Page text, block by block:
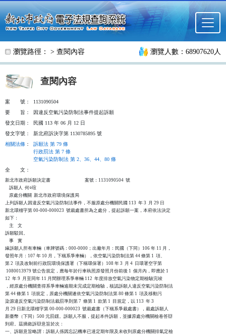
跳至主要內容
瀏覽路徑： > 查閱內容 瀏覽人數：68907620人
查閱內容
案 號：
1131090504
要
旨：
因違反空氣污染防制法事件提起訴願
發文日期：
民國 113 年 06 月 12 日
發文字號：
新北府訴決字第 1130785895 號
相關法條 ：
訴願法 第 79 條
行政罰法 第 7 條
空氣污染防制法 第 2、36、44、80 條
全
文：
新北市政府訴願決定書                                  案號：1131090504  號
    訴願人  何○瑄
    原處分機關  新北市政府環境保護局
上列訴願人因違反空氣污染防制法事件，不服原處分機關民國 113  年 3  月 29 日
新北環稽字第 00-000-000023  號裁處書所為之處分，提起訴願一案，本府依法決定
如下：
    主    文
訴願駁回。
    事    實
緣訴願人所有車輛（車牌號碼：000-0000；出廠年月：民國（下同）106 年 11 月，
發照年月：107 年 10 月，下稱系爭車輛），依空氣污染防制法第 44 條第 1  項、
第 2  項及改制前行政院環境保護署（下稱環保署）108 年 3  月 4  日環署空字第
1080013979 號公告規定，應每年於行車執照原發照月份前後 1  個月內，即應於 1
12  年 9  月至同年 11 月間辦理系爭車輛 112  年度排放空氣污染物定期檢驗完竣
，經原處分機關查得系爭車輛逾期未完成定期檢驗，核認訴願人違反空氣污染防制法
第 44 條第 1  項規定，原處分機關遂依空氣污染防制法第 80 條第 1  項及移動污
染源違反空氣污染防制法裁罰準則第 7  條第 1  款第 1  目規定，以 113  年 3
月 29 日新北環稽字第 00-000-000023  號裁處書（下稱系爭裁處書），裁處訴願人
新臺幣（下同）500 元罰鍰。訴願人不服，提起本件訴願，並據原處分機關檢卷答辯
到府。茲摘敘訴辯意旨於次：
一、訴願意旨略謂：訴願人係因忘記機車已達定期年限及未收到原處分機關排氣定檢